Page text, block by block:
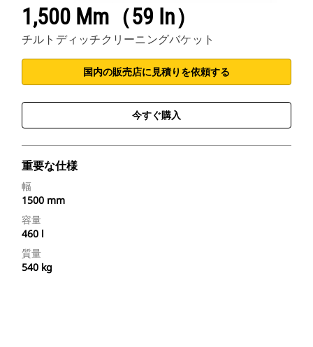
1,500 Mm（59 In）
チルトディッチクリーニングバケット
国内の販売店に見積りを依頼する
今すぐ購入
重要な仕様
幅
1500 mm
容量
460 l
質量
540 kg